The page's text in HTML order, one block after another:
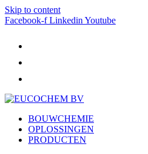
Skip to content
Facebook-f Linkedin Youtube
BOUWCHEMIE
OPLOSSINGEN
PRODUCTEN